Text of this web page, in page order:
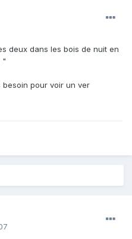
deux dans les bois de nuit en
"
pour voir un ver